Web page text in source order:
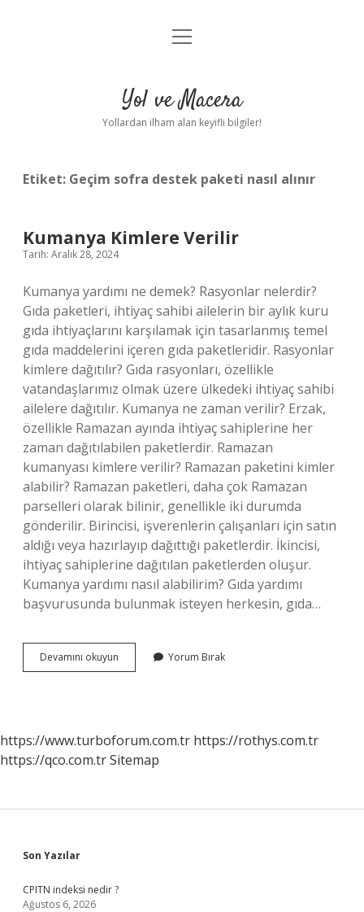
Anasayfa
Yasal Uyarı
menüyü
Yol ve Macera
Yollardan ilham alan keyifli bilgiler!
Etiket: Geçim sofra destek paketi nasıl alınır
Kumanya Kimlere Verilir
Tarih: Aralık 28, 2024
Kumanya yardımı ne demek? Rasyonlar nelerdir?
Gıda paketleri, ihtiyaç sahibi ailelerin bir aylık kuru
gıda ihtiyaçlarını karşılamak için tasarlanmış temel
gıda maddelerini içeren gıda paketleridir. Rasyonlar
kimlere dağıtılır? Gıda rasyonları, özellikle
vatandaşlarımız olmak üzere ülkedeki ihtiyaç sahibi
ailelere dağıtılır. Kumanya ne zaman verilir? Erzak,
özellikle Ramazan ayında ihtiyaç sahiplerine her
zaman dağıtılabilen paketlerdir. Ramazan
kumanyası kimlere verilir? Ramazan paketini kimler
alabilir? Ramazan paketleri, daha çok Ramazan
parselleri olarak bilinir, genellikle iki durumda
gönderilir. Birincisi, işverenlerin çalışanları için satın
aldığı veya hazırlayıp dağıttığı paketlerdir. İkincisi,
ihtiyaç sahiplerine dağıtılan paketlerden oluşur.
Kumanya yardımı nasıl alabilirim? Gıda yardımı
başvurusunda bulunmak isteyen herkesin, gıda…
Devamını okuyun Kumanya
Kimlere
Yorum Bırak
https://www.turboforum.com.tr https://rothys.com.tr
https://qco.com.trSitemap
Sidebar
Son Yazılar
CPITN indeksi nedir ?
Ağustos 6, 2026